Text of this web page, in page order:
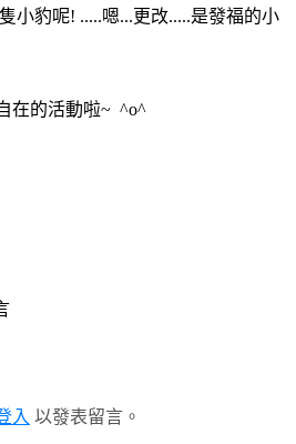
小豹呢! .....嗯...更改.....是發福的小
在的活動啦~ ^o^
入 以發表留言。